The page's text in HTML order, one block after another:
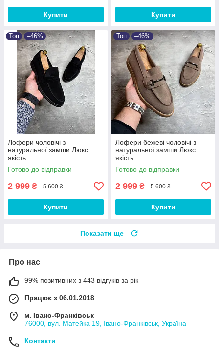
Купити Купити
Топ –46%
Лофери чоловічі з
натуральної замши Люкс
якість
Готово до відправки
2 999 ₴ 5 600 ₴
Купити
Топ –46%
Лофери бежеві чоловічі з
натуральної замши Люкс
якість
Готово до відправки
2 999 ₴ 5 600 ₴
Купити
Показати ще
Про нас
99% позитивних з 443 відгуків за рік
Працює з 06.01.2018
м. Івано-Франківськ
76000, вул. Матейка 19, Івано-Франківськ, Україна
Контакти